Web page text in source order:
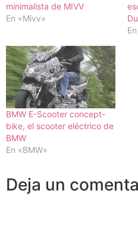
minimalista de MIVV
En «Mivv»
BMW E-Scooter concept-
bike, el scooter eléctrico de
BMW
En «BMW»
Deja un